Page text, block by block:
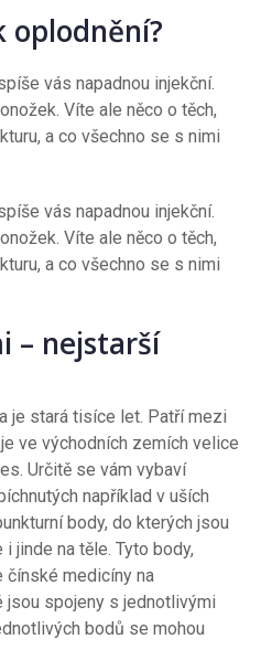
vás napadnou injekční.
Víte ale něco o těch,
a co všechno se s nimi
vás napadnou injekční.
Víte ale něco o těch,
a co všechno se s nimi
– nejstarší
je stará tisíce let. Patří mezi
ve východních zemích velice
Určitě se vám vybaví
například v uších
body, do kterých jsou
jinde na těle. Tyto body,
čínské medicíny na
jsou spojeny s jednotlivými
bodů se mohou